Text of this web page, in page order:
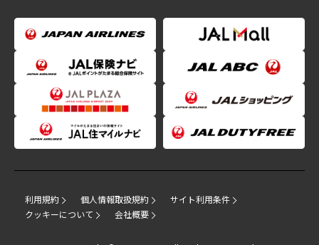
利用規約 個人情報取扱規約
サイト利用条件
クッキーについて
会社概要